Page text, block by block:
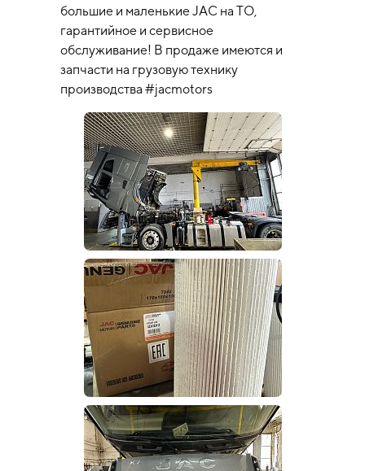
большие и маленькие JAC на ТО,
гарантийное и сервисное
обслуживание! В продаже имеются и
запчасти на грузовую технику
производства #jacmotors